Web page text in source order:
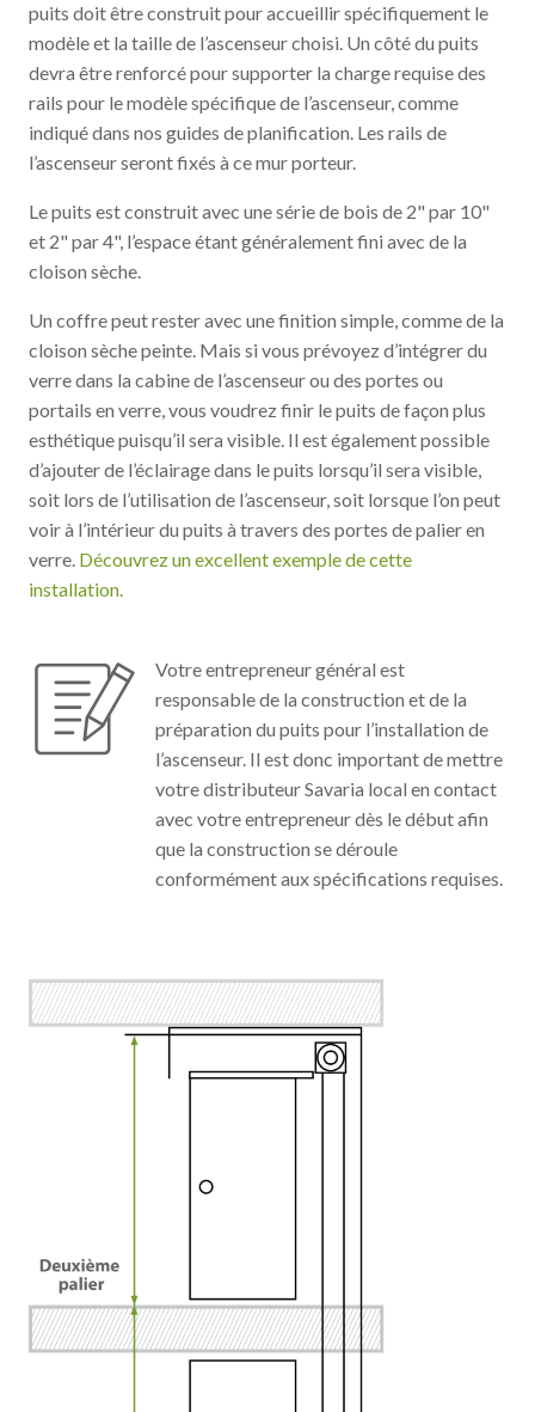
puits doit être construit pour accueillir spécifiquement le
modèle et la taille de l’ascenseur choisi. Un côté du puits
devra être renforcé pour supporter la charge requise des
rails pour le modèle spécifique de l’ascenseur, comme
indiqué dans nos guides de planification. Les rails de
l’ascenseur seront fixés à ce mur porteur.
Le puits est construit avec une série de bois de 2" par 10"
et 2" par 4", l’espace étant généralement fini avec de la
cloison sèche.
Un coffre peut rester avec une finition simple, comme de la
cloison sèche peinte. Mais si vous prévoyez d’intégrer du
verre dans la cabine de l’ascenseur ou des portes ou
portails en verre, vous voudrez finir le puits de façon plus
esthétique puisqu’il sera visible. Il est également possible
d’ajouter de l’éclairage dans le puits lorsqu’il sera visible,
soit lors de l’utilisation de l’ascenseur, soit lorsque l’on peut
voir à l’intérieur du puits à travers des portes de palier en
verre. Découvrez un excellent exemple de cette
installation.
Votre entrepreneur général est
responsable de la construction et de la
préparation du puits pour l’installation de
l’ascenseur. Il est donc important de mettre
votre distributeur Savaria local en contact
avec votre entrepreneur dès le début afin
que la construction se déroule
conformément aux spécifications requises.